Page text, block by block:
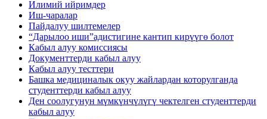
Илимий ийримдер
Иш-чаралар
Пайдалуу шилтемелер
“Дарылоо иши”адистигине кантип кирүүгө болот
Кабыл алуу комиссиясы
Документтерди кабыл алуу
Кабыл алуу тесттери
Башка медициналык окуу жайлардан которулганда
студенттерди кабыл алуу
Ден соолугунун мүмкүнчүлүгү чектелген студенттерди
кабыл алуу